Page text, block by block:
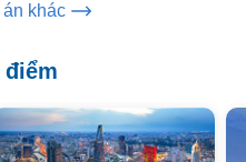
khác